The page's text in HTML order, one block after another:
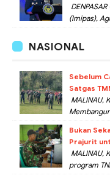
(Imipas),
NASIONAL
Sebelum
Satgas
MALINAU,
Bukan
Prajurit
MALINAU,
program